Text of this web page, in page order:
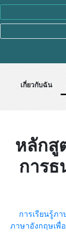
เกี่ยวกับฉัน
หลักสู
การธ
การเรียนรู้ภา
ภาษาอังกฤษเพื่